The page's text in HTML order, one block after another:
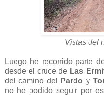
Vistas del
Luego he recorrido parte
desde el cruce de Las
del camino del
Pardo y
no he podido seguir por